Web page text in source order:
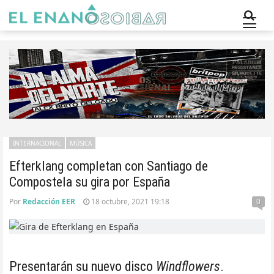
Efterklang completan con Santiago de
Compostela su gira por España
INTERNACIONAL MÚSICA
Por Redacción EER 18 octubre, 2021 19:18 0
Presentarán su nuevo disco Windflowers.